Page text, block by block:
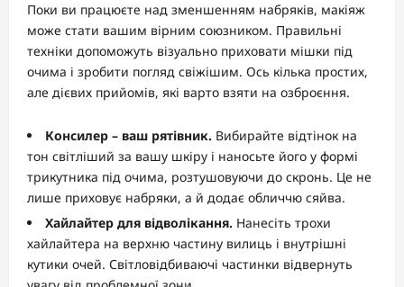
Поки ви працюєте над зменшенням набряків, макіяж
може стати вашим вірним союзником. Правильні
техніки допоможуть візуально приховати мішки під
очима і зробити погляд свіжішим. Ось кілька простих,
але дієвих прийомів, які варто взяти на озброєння.
Консилер – ваш рятівник. Вибирайте відтінок на
тон світліший за вашу шкіру і наносьте його у формі
трикутника під очима, розтушовуючи до скронь. Це не
лише приховує набряки, а й додає обличчю сяйва.
Хайлайтер для відволікання. Нанесіть трохи
хайлайтера на верхню частину вилиць і внутрішні
кутики очей. Світловідбиваючі частинки відвернуть